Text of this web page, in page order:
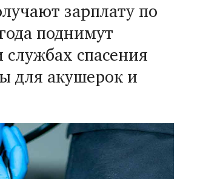
зарплату по
поднимут
службах спасения
для акушерок и